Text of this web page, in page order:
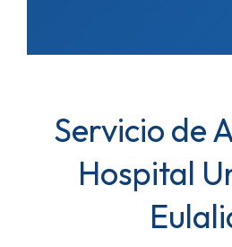
Servicio de
Hospital